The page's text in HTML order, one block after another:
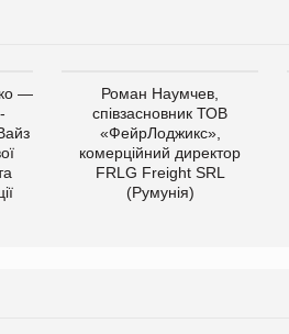
—
Роман Наумчев,
співзасновник ТОВ
«ФейрЛоджикс»,
комерційний директор
FRLG Freight SRL
(Румунія)